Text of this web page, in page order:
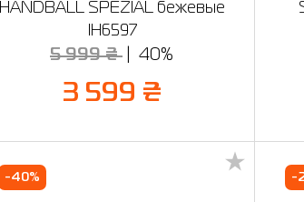
HANDBALL SPEZIAL бежевые
IH6597
5 999 ₴ 40%
3 599 ₴
-40% -